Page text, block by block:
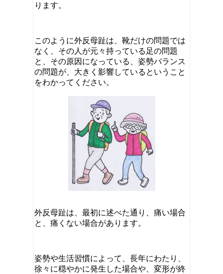
ります。
このように外反母趾は、靴だけの問題では
なく、その人が元々持っている足の問題
と、その原因になっている、姿勢バランス
の問題が、大きく影響しているということ
をわかってください。
外反母趾は、最初に述べた通り、痛い場合
と、痛くない場合があります。
姿勢や生活習慣によって、長年にわたり、
徐々に穏やかに発生した場合や、変形が終